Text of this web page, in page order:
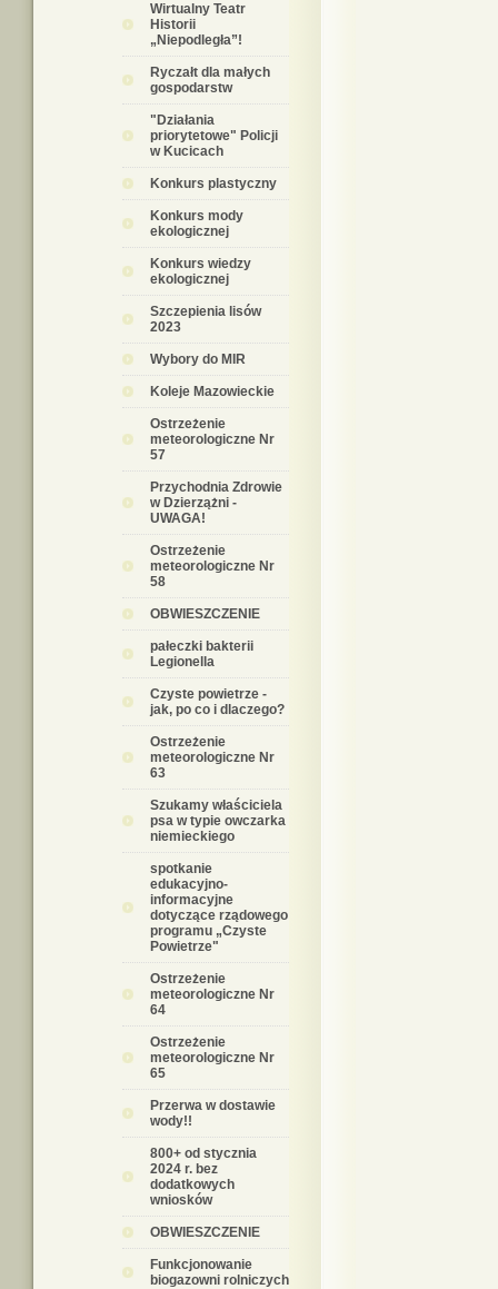
Wirtualny Teatr
Historii
„Niepodległa”!
Ryczałt dla małych
gospodarstw
"Działania
priorytetowe" Policji
w Kucicach
Konkurs plastyczny
Konkurs mody
ekologicznej
Konkurs wiedzy
ekologicznej
Szczepienia lisów
2023
Wybory do MIR
Koleje Mazowieckie
Ostrzeżenie
meteorologiczne Nr
57
Przychodnia Zdrowie
w Dzierzążni -
UWAGA!
Ostrzeżenie
meteorologiczne Nr
58
OBWIESZCZENIE
pałeczki bakterii
Legionella
Czyste powietrze -
jak, po co i dlaczego?
Ostrzeżenie
meteorologiczne Nr
63
Szukamy właściciela
psa w typie owczarka
niemieckiego
spotkanie
edukacyjno-
informacyjne
dotyczące rządowego
programu „Czyste
Powietrze"
Ostrzeżenie
meteorologiczne Nr
64
Ostrzeżenie
meteorologiczne Nr
65
Przerwa w dostawie
wody!!
800+ od stycznia
2024 r. bez
dodatkowych
wniosków
OBWIESZCZENIE
Funkcjonowanie
biogazowni rolniczych